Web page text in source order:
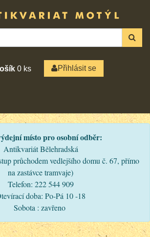
0 ks Přihlásit se
místo pro osobní odběr:
Antikvariát Bělehradská
průchodem vedlejšího domu č. 67, přímo
na zastávce tramvaje)
Telefon: 222 544 909
doba: Po-Pá 10 -18
Sobota : zavřeno